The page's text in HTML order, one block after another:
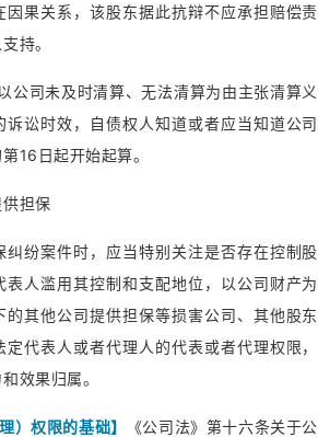
因果关系，该股东据此抗辩不应承担赔偿责
持。
公司未及时清算、无法清算为由主张清算义
诉讼时效，自债权人知道或者应当知道公司
16日起开始起算。
供担保
纠纷案件时，应当特别关注是否存在控制股
表人滥用其控制和支配地位，以公司财产为
的其他公司提供担保等损害公司、其他股东
代表人或者代理人的代表或者代理权限，
效果归属。
）权限的基础】
《公司法》第十六条关于公